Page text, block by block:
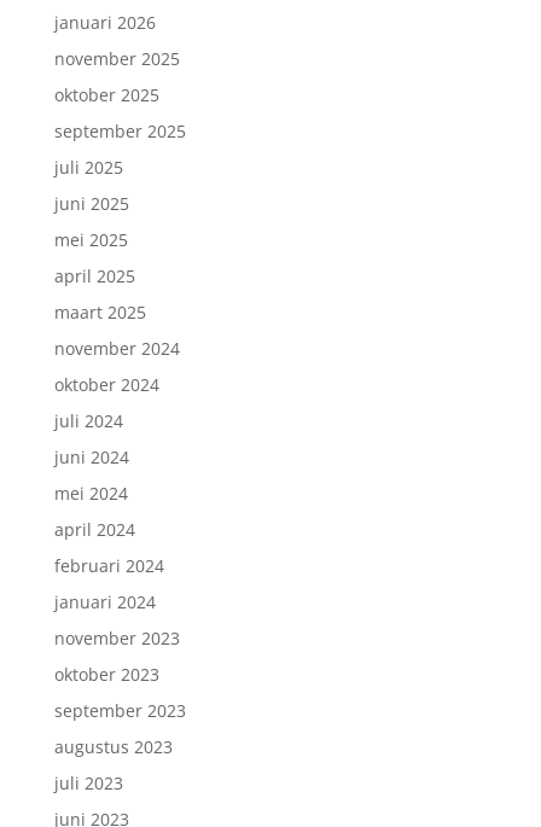
januari 2026
november 2025
oktober 2025
september 2025
juli 2025
juni 2025
mei 2025
april 2025
maart 2025
november 2024
oktober 2024
juli 2024
juni 2024
mei 2024
april 2024
februari 2024
januari 2024
november 2023
oktober 2023
september 2023
augustus 2023
juli 2023
juni 2023